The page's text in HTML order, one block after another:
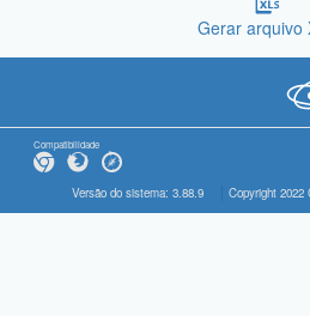
Gerar arquivo
Compatibilidade
Versão do sistema: 3.88.9 Copyright 2022